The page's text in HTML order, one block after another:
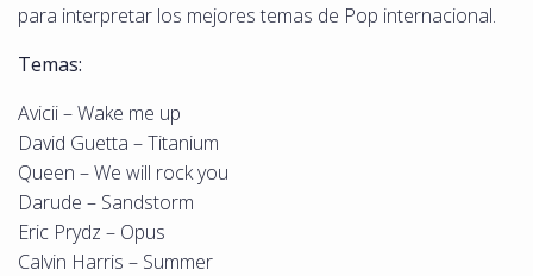
para interpretar los mejores temas de Pop internacional.
Temas:
Avicii – Wake me up
David Guetta – Titanium
Queen – We will rock you
Darude – Sandstorm
Eric Prydz – Opus
Calvin Harris – Summer